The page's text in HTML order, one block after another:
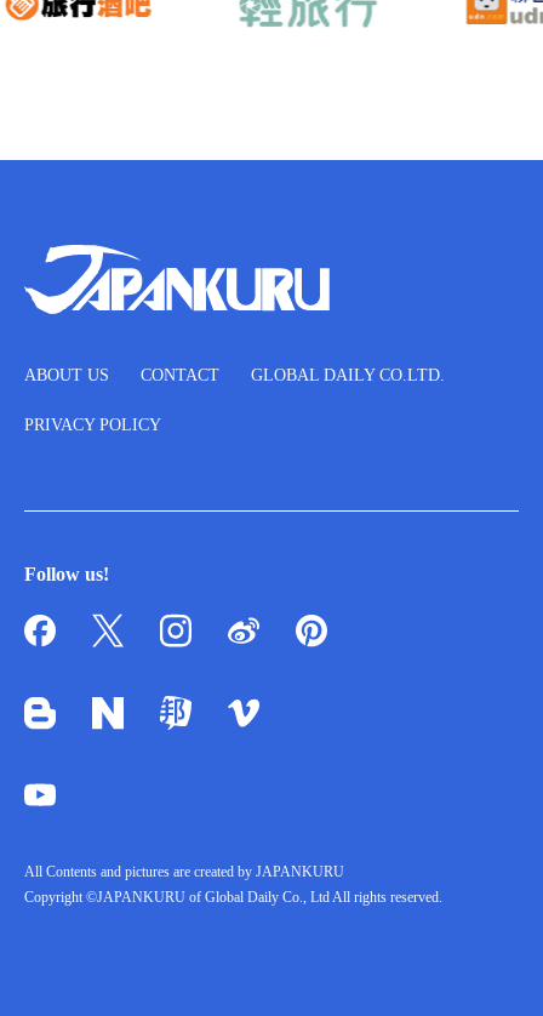
ABOUT US CONTACT GLOBAL DAILY CO.LTD.
PRIVACY POLICY
Follow us!
All Contents and pictures are created by JAPANKURU
Copyright ©JAPANKURU of Global Daily Co., Ltd All rights reserved.